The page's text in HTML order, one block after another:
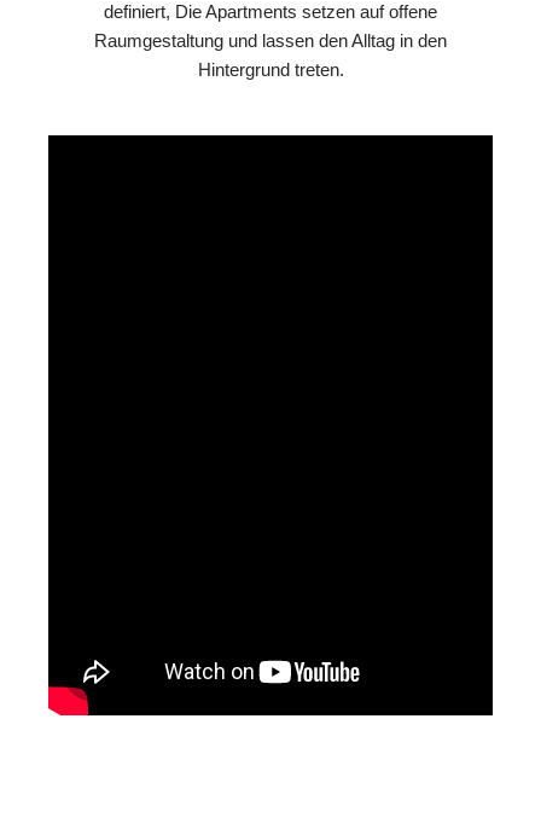
definiert, Die Apartments setzen auf offene
Raumgestaltung und lassen den Alltag in den
Hintergrund treten.